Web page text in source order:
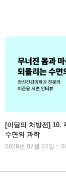
[이달의 처방전] 10.
수면의 과학
2026년 07월 24일 ~